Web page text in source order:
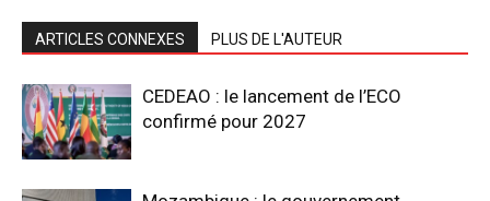
ARTICLES CONNEXES PLUS DE L'AUTEUR
CEDEAO : le lancement de l’ECO
confirmé pour 2027